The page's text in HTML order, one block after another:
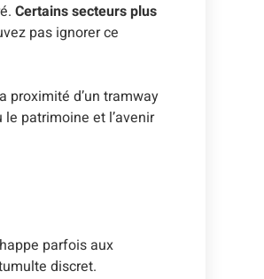
Certains secteurs plus
pas ignorer ce
d’un tramway
patrimoine et l’avenir
parfois aux
discret.